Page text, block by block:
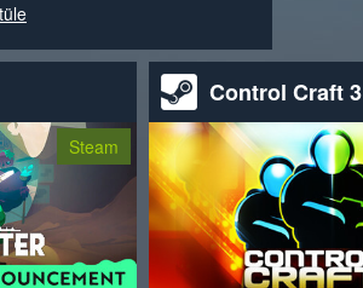
Steam
Control Craft 3